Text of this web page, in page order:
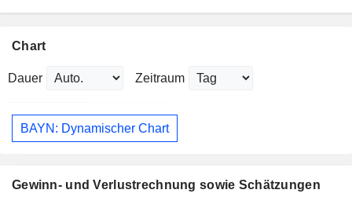
Chart
Dauer Zeitraum
BAYN: Dynamischer Chart
Gewinn- und Verlustrechnung sowie Schätzungen